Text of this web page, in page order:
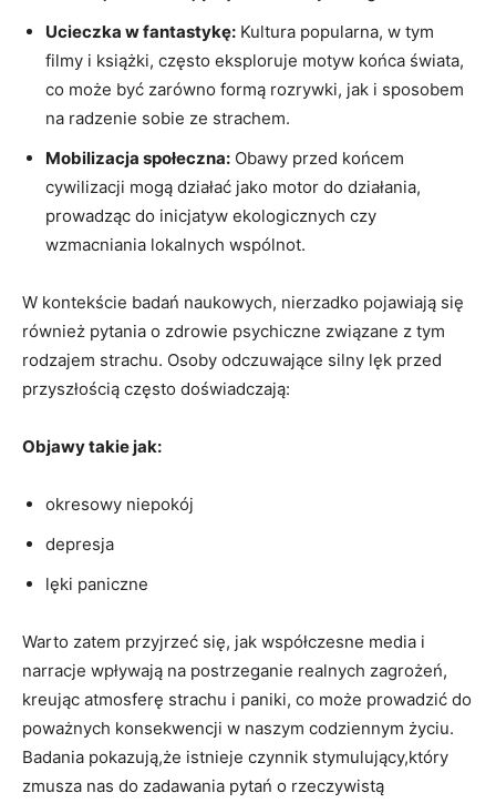
Ucieczka w fantastykę: Kultura popularna, w tym
filmy i książki, często eksploruje motyw końca świata,
co może być zarówno formą rozrywki, jak i sposobem
na radzenie sobie ze strachem.
Mobilizacja społeczna: Obawy przed końcem
cywilizacji mogą działać jako motor do działania,
prowadząc do inicjatyw ekologicznych czy
wzmacniania lokalnych wspólnot.
W kontekście badań naukowych, nierzadko pojawiają się
również pytania o zdrowie psychiczne związane z tym
rodzajem strachu. Osoby odczuwające silny lęk przed
przyszłością często doświadczają:
Objawy takie jak:
okresowy niepokój
depresja
lęki paniczne
Warto zatem przyjrzeć się, jak współczesne media i
narracje wpływają na postrzeganie realnych zagrożeń,
kreując atmosferę strachu i paniki, co może prowadzić do
poważnych konsekwencji w naszym codziennym życiu.
Badania pokazują,że istnieje czynnik stymulujący,który
zmusza nas do zadawania pytań o rzeczywistą